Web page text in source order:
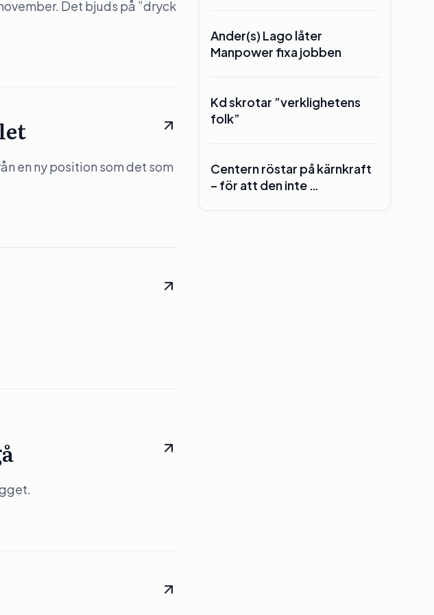
Det bjuds på ”dryck
en ny position som det som
Ander(s) Lago låter
Manpower fixa jobben
Kd skrotar ”verklighetens
folk”
Centern röstar på kärnkraft
– för att den inte …